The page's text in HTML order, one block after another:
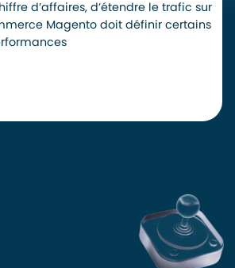
d’affaires, d’étendre le trafic sur
Magento doit définir certains